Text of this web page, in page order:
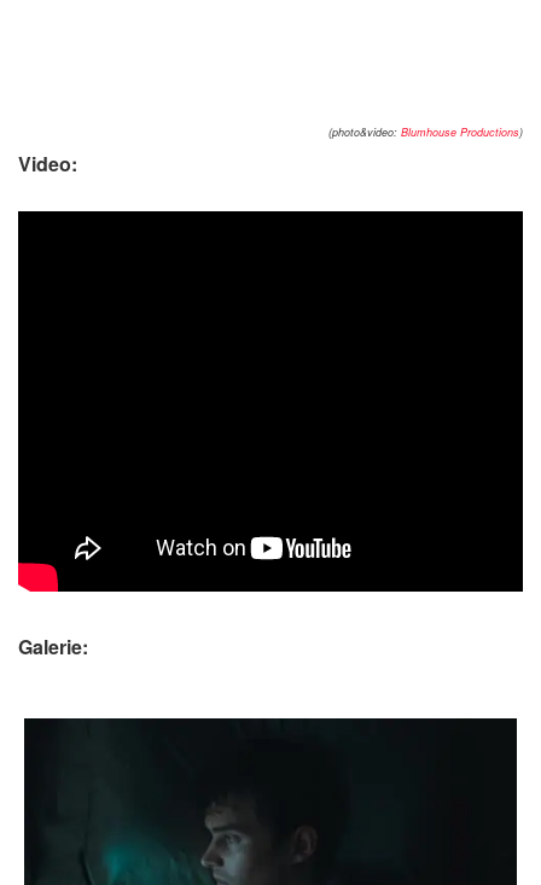
(photo&video: Blumhouse Productions)
Video:
Galerie: